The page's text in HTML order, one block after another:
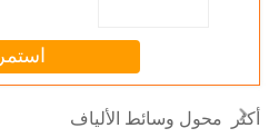
استمر
أكثر محول وسائط الألياف